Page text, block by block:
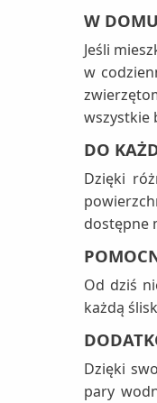
W
Jeśli
w
wszystkie
DO
Dzięki
dostępne
Od dziś
każdą
Dzięki
pary